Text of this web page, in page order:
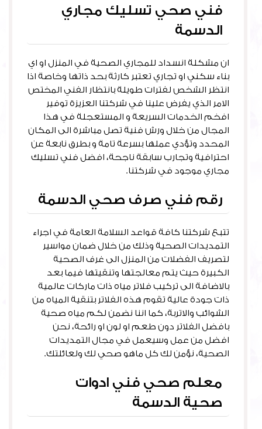
فني صحي تسليك مجاري
الدسمة
ان مشكلة انسداد للمجاري الصحية في المنزل او اي
بناء سكني او تجاري تعتبر كارثة بحد ذاتها وخاصة اذا
انتظر الشخص لفترات طويلة بانتظار الفني المختص
الامر الذي يفرض علينا في شركتنا العزيزة توفير
افخم الخدمات السريعة و المستعجلة في هذا
المجال من خلال ورش فنية تصل مباشرة الى المكان
المحدد وتؤدي عملها بسرعة تامة و بطرق نابعة عن
احترافية وتجارب سابقة ناجحة، افضل فني تسليك
مجاري موجود في شركتنا.
رقم فني صرف صحي الدسمة
تتبع شركتنا كافة قواعد السلامة العامة في اجراء
التمديدات الصحية وذلك من خلال ضمان مواسير
لتصريف الفضلات من المنزل الى غرف الصحية
الكبيرة حيث يتم معالجتها وتنقيتها فيما بعد
بالاضافة الى تركيب فلاتر مياه ذات ماركات عالمية
ذات جودة عالية تقوم هذه الفلاتر بتنقية المياه من
الشوائب والاتربة، كما اننا نضمن لكم مياه صحية
بافضل الفلاتر دون طعم او لون او رائحة، نحن
افضل من عمل وسيعمل في مجال التمديدات
الصحية، نؤمن لك كل ماهو صحي لك ولعائلتك.
معلم صحي فني ادوات
صحية الدسمة